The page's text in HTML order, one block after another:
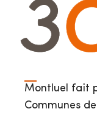
Montluel fait
Communes